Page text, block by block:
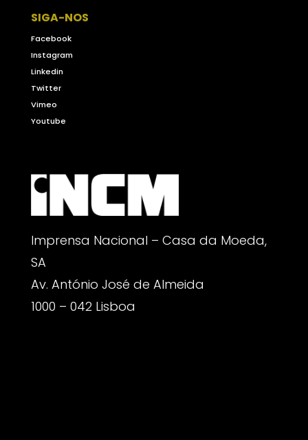
SIGA-NOS
Facebook
Instagram
Linkedin
Twitter
Vimeo
Youtube
Imprensa Nacional – Casa da Moeda,
SA
Av. António José de Almeida
1000 – 042 Lisboa